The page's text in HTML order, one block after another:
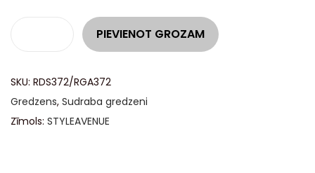
PIEVIENOT GROZAM
SKU: RDS372/RGA372
Gredzens, Sudraba gredzeni
Zīmols: STYLEAVENUE